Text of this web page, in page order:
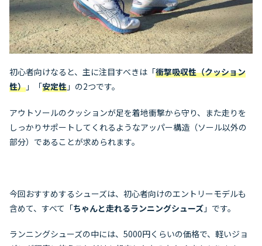
初心者向けなると、主に注目すべきは「衝撃吸収性（クッション
性） 」「安定性 」の2つです。
アウトソールのクッションが足を着地衝撃から守り、また走りを
しっかりサポートしてくれるようなアッパー構造（ソール以外の
部分）であることが求められます。
今回おすすめするシューズは、初心者向けのエントリーモデルも
含めて、すべて「ちゃんと走れるランニングシューズ 」です。
ランニングシューズの中には、5000円くらいの価格で、軽いジョ